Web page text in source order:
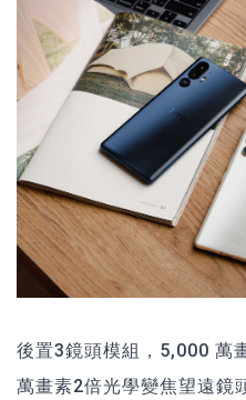
後置3鏡頭模組，5,000 萬
萬畫素2倍光學變焦望遠鏡